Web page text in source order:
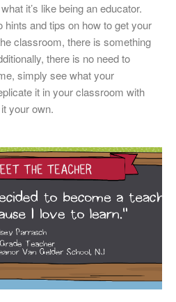
it’s like being an educator.
hints and tips on how to get your
classroom, there is something
there is no need to
simply see what your
it in your classroom with
your own.